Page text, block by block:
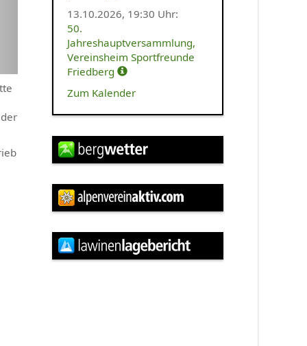
13.10.2026, 19:30 Uhr:
50.
Jahreshauptversammlung,
Vereinsheim Sportfreunde
Friedberg
Zum Kalender